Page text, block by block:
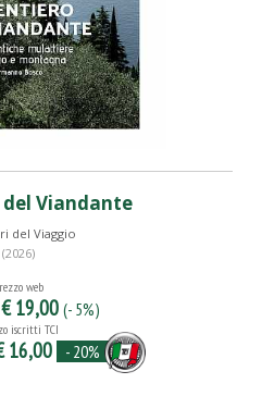
Viandante
del Viaggio
(2026)
web
€ 19,00 (- 5%)
iscritti TCI
16,00 - 20%